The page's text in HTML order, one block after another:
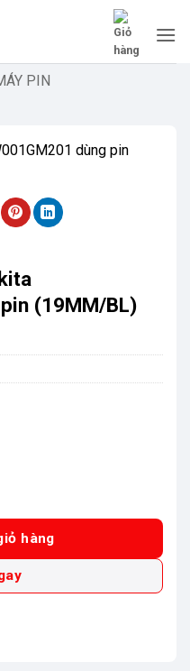
PIN
(19MM/BL)
dùng pin (19MM/BL)
hàng